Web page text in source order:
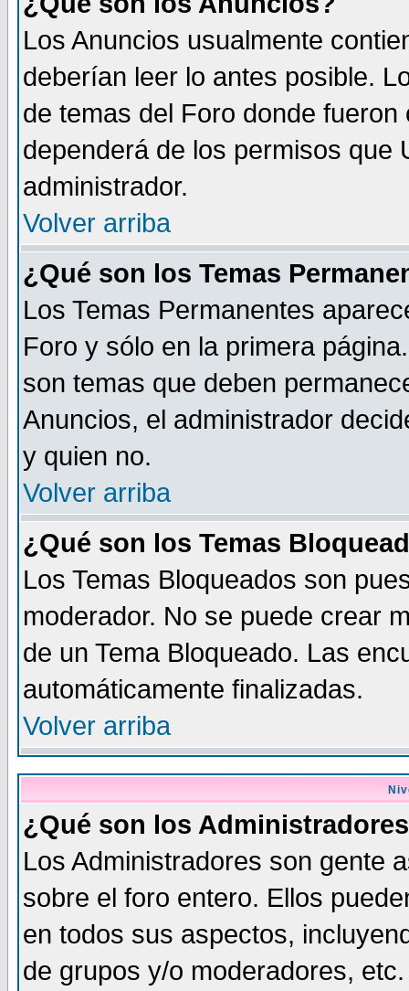
Los Anuncios usualmente
deberían leer lo antes posible.
de temas del Foro donde
dependerá de los permisos que
administrador.
Volver arriba
¿Qué son los Temas
Los Temas Permanentes
Foro y sólo en la primera
son temas que deben
Anuncios, el administrador
y quien no.
Volver arriba
¿Qué son los Temas
Los Temas Bloqueados son
moderador. No se puede crear
de un Tema Bloqueado. Las
automáticamente finalizadas.
Volver arriba
¿Qué son los
Los Administradores son gente
sobre el foro entero. Ellos
en todos sus aspectos,
de grupos y/o moderadores,